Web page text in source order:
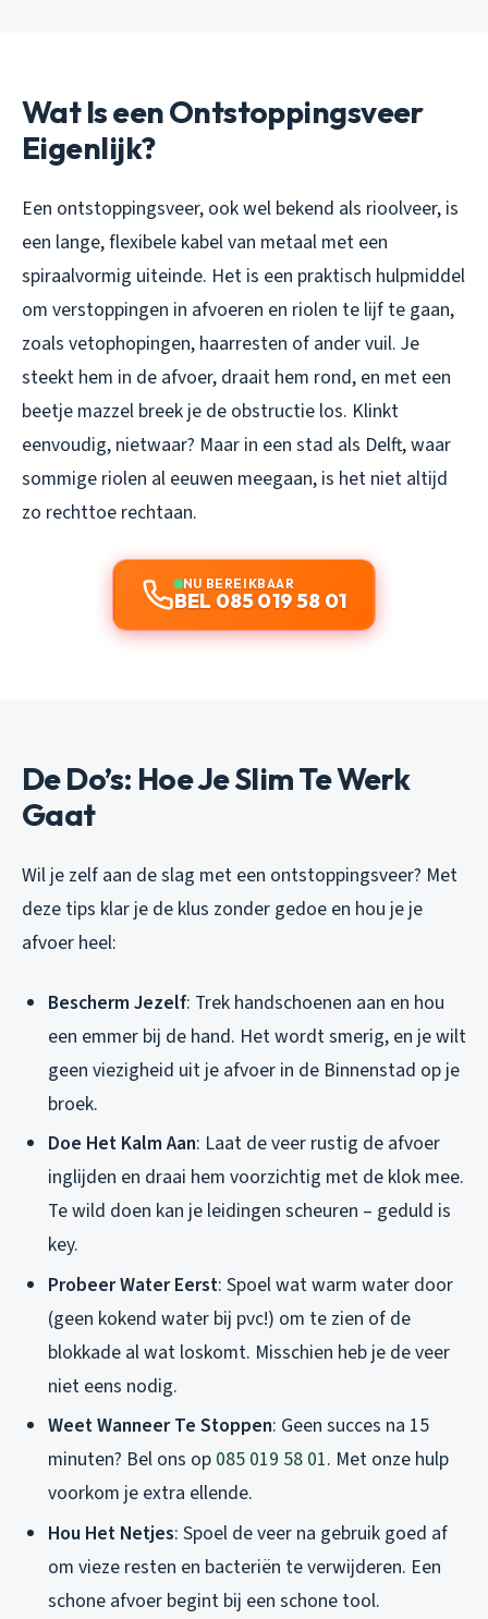
Wat Is een Ontstoppingsveer
Eigenlijk?
Een ontstoppingsveer, ook wel bekend als rioolveer, is
een lange, flexibele kabel van metaal met een
spiraalvormig uiteinde. Het is een praktisch hulpmiddel
om verstoppingen in afvoeren en riolen te lijf te gaan,
zoals vetophopingen, haarresten of ander vuil. Je
steekt hem in de afvoer, draait hem rond, en met een
beetje mazzel breek je de obstructie los. Klinkt
eenvoudig, nietwaar? Maar in een stad als Delft, waar
sommige riolen al eeuwen meegaan, is het niet altijd
zo rechttoe rechtaan.
NU BEREIKBAAR
BEL 085 019 58 01
De Do’s: Hoe Je Slim Te Werk
Gaat
Wil je zelf aan de slag met een ontstoppingsveer? Met
deze tips klar je de klus zonder gedoe en hou je je
afvoer heel:
Bescherm Jezelf: Trek handschoenen aan en hou
een emmer bij de hand. Het wordt smerig, en je wilt
geen viezigheid uit je afvoer in de Binnenstad op je
broek.
Doe Het Kalm Aan: Laat de veer rustig de afvoer
inglijden en draai hem voorzichtig met de klok mee.
Te wild doen kan je leidingen scheuren – geduld is
key.
Probeer Water Eerst: Spoel wat warm water door
(geen kokend water bij pvc!) om te zien of de
blokkade al wat loskomt. Misschien heb je de veer
niet eens nodig.
Weet Wanneer Te Stoppen: Geen succes na 15
minuten? Bel ons op 085 019 58 01. Met onze hulp
voorkom je extra ellende.
Hou Het Netjes: Spoel de veer na gebruik goed af
om vieze resten en bacteriën te verwijderen. Een
schone afvoer begint bij een schone tool.